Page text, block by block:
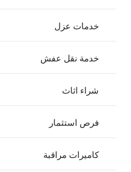
خدمات عزل
خدمة نقل عفش
شراء اثاث
فرص استثمار
كاميرات مراقبة